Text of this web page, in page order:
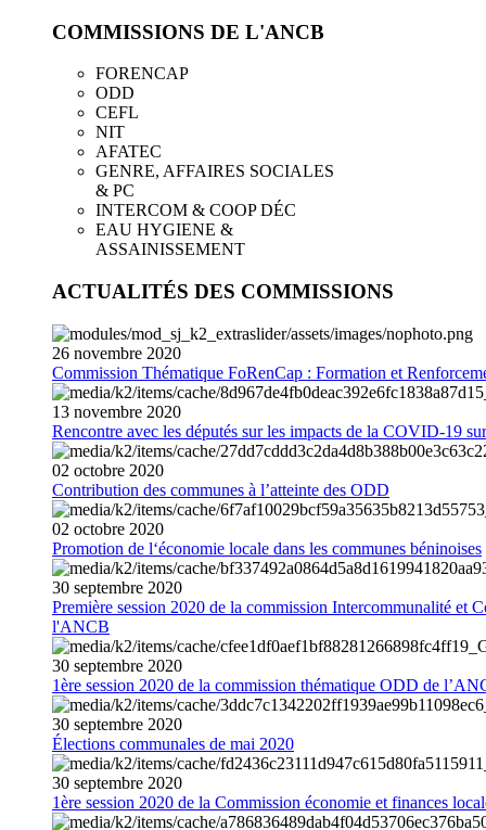
COMMISSIONS DE L'ANCB
FORENCAP
ODD
CEFL
NIT
AFATEC
GENRE, AFFAIRES SOCIALES
& PC
INTERCOM & COOP DÉC
EAU HYGIENE &
ASSAINISSEMENT
ACTUALITÉS DES COMMISSIONS
26 novembre 2020
Commission Thématique FoRenCap : Formation et
13 novembre 2020
Rencontre avec les députés sur les impacts de la COVID-19
02 octobre 2020
Contribution des communes à l’atteinte des ODD
02 octobre 2020
Promotion de l‘économie locale dans les communes béninoises
30 septembre 2020
Première session 2020 de la commission Intercommunalité et
l'ANCB
30 septembre 2020
1ère session 2020 de la commission thématique ODD de
30 septembre 2020
Élections communales de mai 2020
30 septembre 2020
1ère session 2020 de la Commission économie et finances